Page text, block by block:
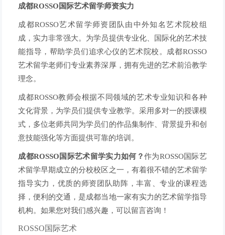
成都ROSSO国际艺术留学师资实力
成都ROSSO艺术留学师资团队由中外知名艺术院校组
成，实力非常强大。为学员提供专业化、国际化的艺术技
能指导，帮助学员们追求心仪的艺术院校。成都ROSSO
艺术留学老师们专业素养深厚，拥有先进的艺术前沿教学
理念。
成都ROSSO教师会根据不同领域的艺术专业知识和各种
文化背景，为学员们提供专业教学。采用多对一的授课模
式，多位老师共同为学员们的作品集制作、背景提升和创
意技能强化等方面提供可靠的培训。
成都ROSSO国际艺术留学实力如何？作为ROSSO国际艺
术留学早期成立的分校校区之一，有着很不错的艺术留学
指导实力，优质的师资团队助阵，丰富、专业的课程选
择，便利的交通，是成都当地一家有实力的艺术留学指导
机构。如果您对我们感兴趣，可以留言咨询！
ROSSO国际艺术